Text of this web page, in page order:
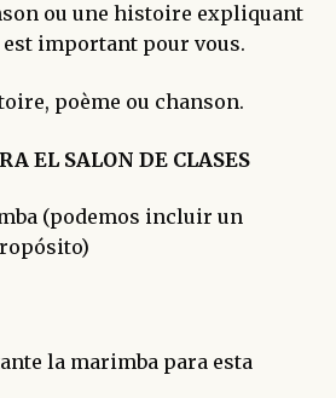
ou une histoire expliquant
important pour vous.
poème ou chanson.
EL SALON DE CLASES
(podemos incluir un
la marimba para esta